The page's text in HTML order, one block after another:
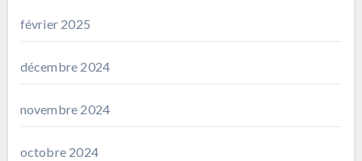
février 2025
décembre 2024
novembre 2024
octobre 2024